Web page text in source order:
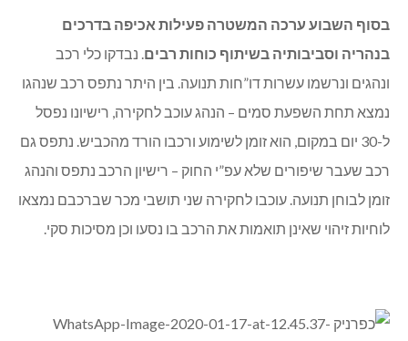
בסוף השבוע ערכה המשטרה פעילות אכיפה בדרכים
בנהריה וסביבותיה בשיתוף כוחות רבים. נבדקו כלי רכב
ונהגים ונרשמו עשרות דו”חות תנועה. בין היתר נתפס רכב שנהגו
נמצא תחת השפעת סמים – הנהג עוכב לחקירה, רישיונו נפסל
ל-30 יום במקום, הוא זומן לשימוע ורכבו הורד מהכביש. נתפס גם
רכב שעבר שיפורים שלא עפ”י החוק – רישיון הרכב נתפס והנהג
זומן לבוחן תנועה. עוכבו לחקירה שני תושבי מכר שברכבם נמצאו
לוחיות זיהוי שאינן תואמות את הרכב בו נסעו וכן מסיכות סקי.